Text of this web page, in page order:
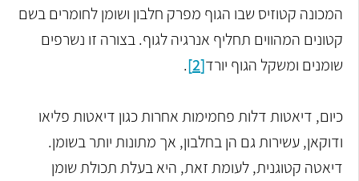
המכונה קטוזיס שבו הגוף מפרק חלבון ושומן לחומרים בשם
קטונים המהווים תחליף אנרגיה לגוף. בצורה זו נשרפים
שומנים ומשקל הגוף יורד[2]
.
כיום, דיאטות דלות פחמימות אחרות כגון דיאטות פליאו
ודוקאן, עשירות גם הן בחלבון, אך מתונות יותר בשומן.
דיאטה קטוגנית, לעומת זאת, היא בעלת תכולת שומן